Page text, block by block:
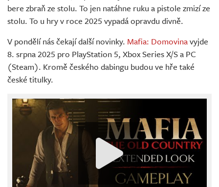
bere zbraň ze stolu. To jen natáhne ruku a pistole zmizí ze
stolu. To u hry v roce 2025 vypadá opravdu divně.
V pondělí nás čekají další novinky. Mafia: Domovinavyjde
8. srpna 2025 pro PlayStation 5, Xbox Series X/S a PC
(Steam). Kromě českého dabingu budou ve hře také
české titulky.